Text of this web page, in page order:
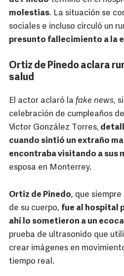
molestias. La situación se
sociales e incluso circuló un
presunto fallecimiento a la
Ortiz de Pinedo aclara
salud
El actor aclaró la fake news,
celebración de cumpleaños
Víctor González Torres,
cuando sintió un extraño
encontraba visitando a sus
esposa en Monterrey.
Ortiz de Pinedo, que
de su cuerpo, fue al hospital
ahí lo sometieron a un
prueba de ultrasonido que
crear imágenes en
tiempo real.